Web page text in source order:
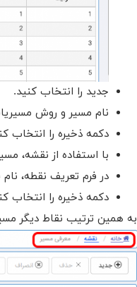
جدید را انتخاب کنید.
نام مسیر و روش
دکمه ذخیره را انتخاب
با استفاده از نقشه،
در فرم تعریف نقطه،
دکمه ذخیره را انتخاب
به همین ترتیب نقاط دیگر